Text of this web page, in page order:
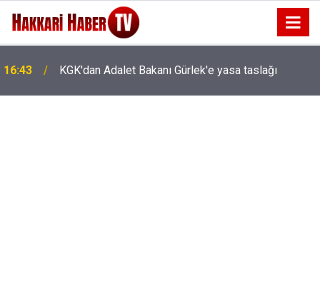
16:43 KGK'dan Adalet Bakanı Gürlek'e yasa taslağı